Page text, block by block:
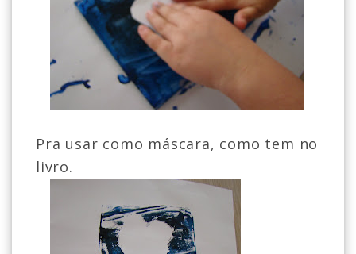
Pra usar como máscara, como tem no
livro.